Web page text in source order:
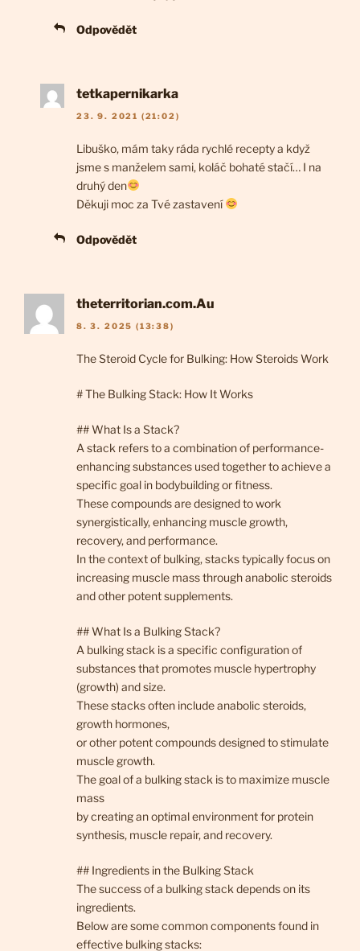
Odpovědět
tetkapernikarka
23. 9. 2021 (21:02)
Libuško, mám taky ráda rychlé recepty a když
jsme s manželem sami, koláč bohaté stačí… I na
druhý den
Děkuji moc za Tvé zastavení
Odpovědět
theterritorian.com.Au
8. 3. 2025 (13:38)
The Steroid Cycle for Bulking: How Steroids Work
# The Bulking Stack: How It Works
## What Is a Stack?
A stack refers to a combination of performance-
enhancing substances used together to achieve a
specific goal in bodybuilding or fitness.
These compounds are designed to work
synergistically, enhancing muscle growth,
recovery, and performance.
In the context of bulking, stacks typically focus on
increasing muscle mass through anabolic steroids
and other potent supplements.
## What Is a Bulking Stack?
A bulking stack is a specific configuration of
substances that promotes muscle hypertrophy
(growth) and size.
These stacks often include anabolic steroids,
growth hormones,
or other potent compounds designed to stimulate
muscle growth.
The goal of a bulking stack is to maximize muscle
mass
by creating an optimal environment for protein
synthesis, muscle repair, and recovery.
## Ingredients in the Bulking Stack
The success of a bulking stack depends on its
ingredients.
Below are some common components found in
effective bulking stacks: